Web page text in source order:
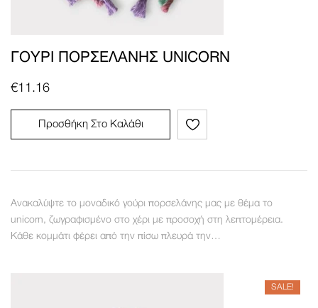
ΓΟΎΡΙ ΠΟΡΣΕΛΆΝΗΣ UNICORN
€11.16
Προσθήκη Στο Καλάθι
Ανακαλύψτε το μοναδικό γούρι πορσελάνης μας με θέμα το
unicorn, ζωγραφισμένο στο χέρι με προσοχή στη λεπτομέρεια.
Κάθε κομμάτι φέρει από την πίσω πλευρά την…
SALE!